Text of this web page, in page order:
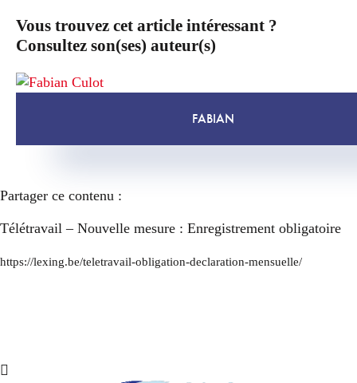
Vous trouvez cet article intéressant ?
Consultez son(ses) auteur(s)
FABIAN
Partager ce contenu :
Télétravail – Nouvelle mesure : Enregistrement obligatoire
https://lexing.be/teletravail-obligation-declaration-mensuelle/